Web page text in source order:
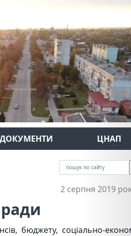
ДОКУМЕНТИ ЦНАП
2 серпня 2019
ради
бюджету, соціально-